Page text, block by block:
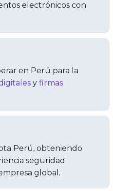
electrónicos con
en Perú para la
yfirmas
Perú, obteniendo
seguridad
global.